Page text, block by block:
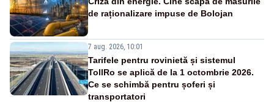
de raționalizare impuse de Bolojan
7 aug. 2026, 10:01
Tarifele pentru rovinietă și sistemul
TollRo se aplică de la 1 octombrie 2026.
Ce se schimbă pentru șoferi și
transportatori